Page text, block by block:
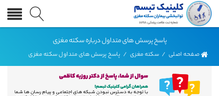
پاسخ پرسش های متداول درباره سکته مغزی
صفحه اصلی / سکته مغزی / پاسخ پرسش های متداول سکته مغزی